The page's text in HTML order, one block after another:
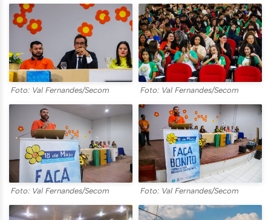
Foto: Val Fernandes/Secom Foto: Val Fernandes/Secom
Foto: Val Fernandes/Secom Foto: Val Fernandes/Secom